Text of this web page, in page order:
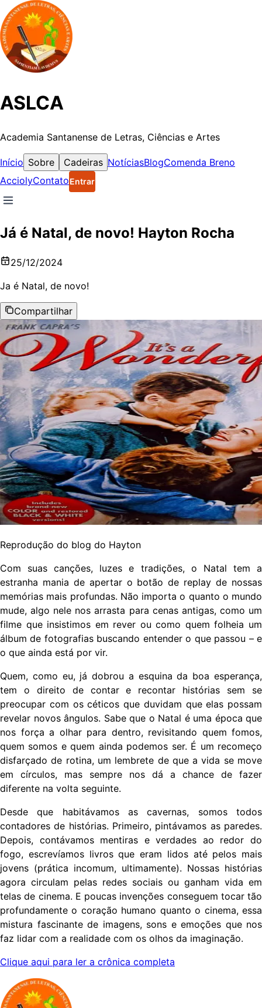
ASLCA
Academia Santanense de Letras, Ciências e Artes
Início Sobre Cadeiras NotíciasBlogComenda Breno
AcciolyContatoEntrar
Já é Natal, de novo! Hayton Rocha
25/12/2024
Ja é Natal, de novo!
Compartilhar
Reprodução do blog do Hayton
Com suas canções, luzes e tradições, o Natal tem a
estranha mania de apertar o botão de replay de nossas
memórias mais profundas. Não importa o quanto o mundo
mude, algo nele nos arrasta para cenas antigas, como um
filme que insistimos em rever ou como quem folheia um
álbum de fotografias buscando entender o que passou – e
o que ainda está por vir.
Quem, como eu, já dobrou a esquina da boa esperança,
tem o direito de contar e recontar histórias sem se
preocupar com os céticos que duvidam que elas possam
revelar novos ângulos. Sabe que o Natal é uma época que
nos força a olhar para dentro, revisitando quem fomos,
quem somos e quem ainda podemos ser. É um recomeço
disfarçado de rotina, um lembrete de que a vida se move
em círculos, mas sempre nos dá a chance de fazer
diferente na volta seguinte.
Desde que habitávamos as cavernas, somos todos
contadores de histórias. Primeiro, pintávamos as paredes.
Depois, contávamos mentiras e verdades ao redor do
fogo, escrevíamos livros que eram lidos até pelos mais
jovens (prática incomum, ultimamente). Nossas histórias
agora circulam pelas redes sociais ou ganham vida em
telas de cinema. E poucas invenções conseguem tocar tão
profundamente o coração humano quanto o cinema, essa
mistura fascinante de imagens, sons e emoções que nos
faz lidar com a realidade com os olhos da imaginação.
Clique aqui para ler a crônica completa